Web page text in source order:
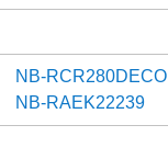
NB-RCR280DECO
NB-RAEK22239